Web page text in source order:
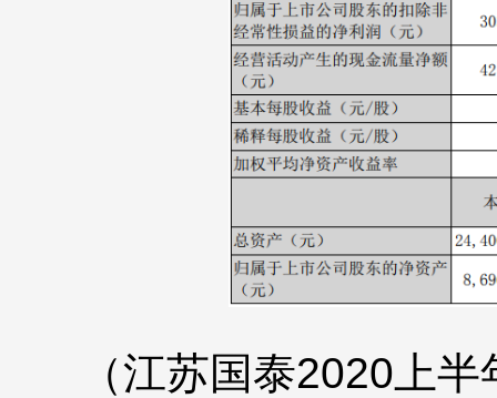
（江苏国泰2020上